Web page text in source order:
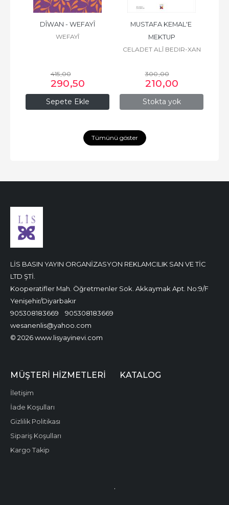
Sepete Ekle
DÎWAN - WEFAYÎ
WEFAYÎ
415,00
290,50
Stokta yok
MUSTAFA KEMAL'E
MEKTUP
CELADET ALÎ BEDIR-XAN
300,00
210,00
Tümünü göster
LİS BASIN YAYIN ORGANİZASYON REKLAMCILIK SAN VE TİC
LTD ŞTİ.
Kooperatifler Mah. Öğretmenler Sok. Akkaymak Apt. No:9/F
Yenişehir/Diyarbakır
905308183669
905308183669
wesanenlis@yahoo.com
© 2026 www.lisyayinevi.com
MÜŞTERI HIZMETLERI
İletişim
İade Koşulları
Gizlilik Politikası
Sipariş Koşulları
Kargo Takip
KATALOG
.